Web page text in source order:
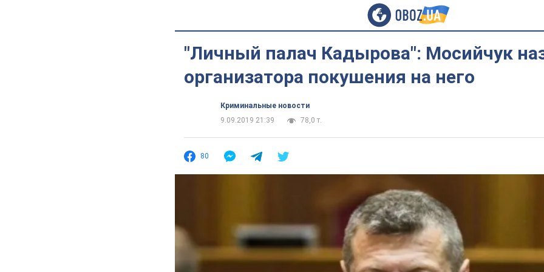
"Личный палач Кадырова": Мосийчук
организатора покушения на него
Криминальные новости
9.09.2019 21:39
78,0 т.
80